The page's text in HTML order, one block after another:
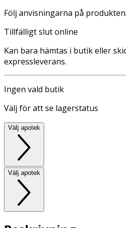
Följ anvisningarna på
Tillfälligt slut online
Kan bara hämtas i butik eller
expressleverans.
Ingen vald butik
Välj för att se lagerstatus
Välj apotek
Välj apotek